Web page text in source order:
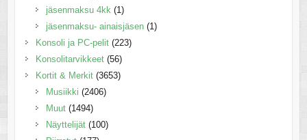
jäsenmaksu 4kk (1)
jäsenmaksu- ainaisjäsen (1)
Konsoli ja PC-pelit (223)
Konsolitarvikkeet (56)
Kortit & Merkit (3653)
Musiikki (2406)
Muut (1494)
Näyttelijät (100)